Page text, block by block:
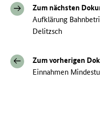
Zum nächsten
Aufklärung
Delitzsch
Zum vorherigen
Einnahmen